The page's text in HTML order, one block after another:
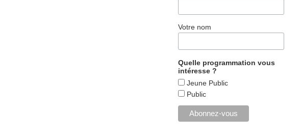
Votre nom
Quelle programmation vous
intéresse ?
Jeune Public
Public